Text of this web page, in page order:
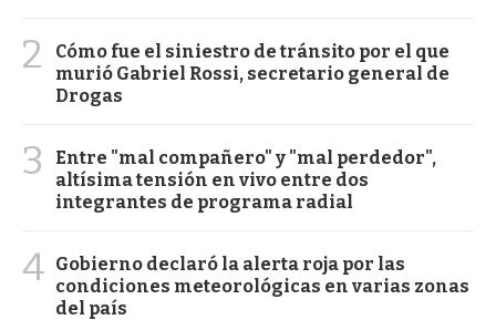
2
Cómo fue el siniestro de tránsito por el que
murió Gabriel Rossi, secretario general de
Drogas
3
Entre "mal compañero" y "mal perdedor",
altísima tensión en vivo entre dos
integrantes de programa radial
4 Gobierno declaró la alerta roja por las
condiciones meteorológicas en varias zonas
del país